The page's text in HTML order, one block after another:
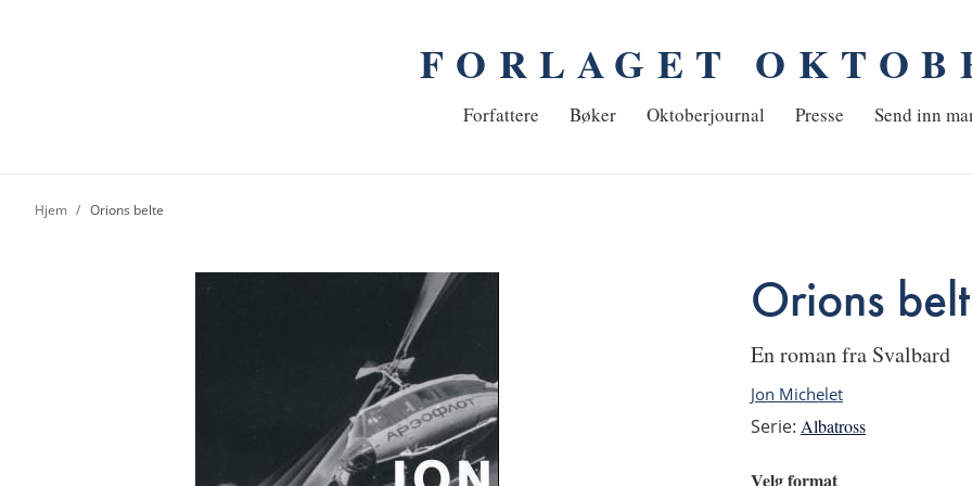
FORLAGET
Hjem
Forfattere Bøker Oktoberjournal Presse Send inn
Hjem Orions belte
Orions
en roman fra Svalbard
Jon Michelet
Serie: Albatross
Velg format